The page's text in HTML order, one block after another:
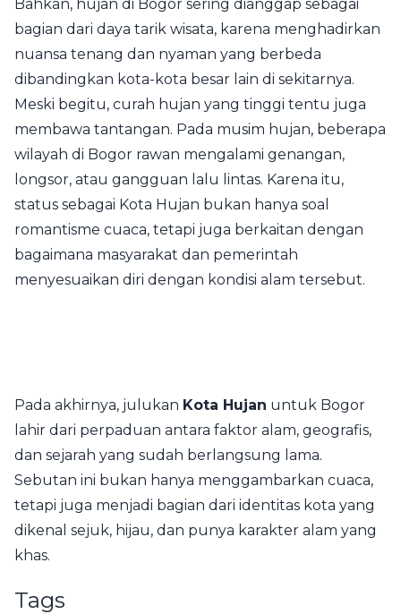
Bahkan, hujan di Bogor sering dianggap sebagai
bagian dari daya tarik wisata, karena menghadirkan
nuansa tenang dan nyaman yang berbeda
dibandingkan kota-kota besar lain di sekitarnya.
Meski begitu, curah hujan yang tinggi tentu juga
membawa tantangan. Pada musim hujan, beberapa
wilayah di Bogor rawan mengalami genangan,
longsor, atau gangguan lalu lintas. Karena itu,
status sebagai Kota Hujan bukan hanya soal
romantisme cuaca, tetapi juga berkaitan dengan
bagaimana masyarakat dan pemerintah
menyesuaikan diri dengan kondisi alam tersebut.
Pada akhirnya, julukan Kota Hujan untuk Bogor
lahir dari perpaduan antara faktor alam, geografis,
dan sejarah yang sudah berlangsung lama.
Sebutan ini bukan hanya menggambarkan cuaca,
tetapi juga menjadi bagian dari identitas kota yang
dikenal sejuk, hijau, dan punya karakter alam yang
khas.
Tags